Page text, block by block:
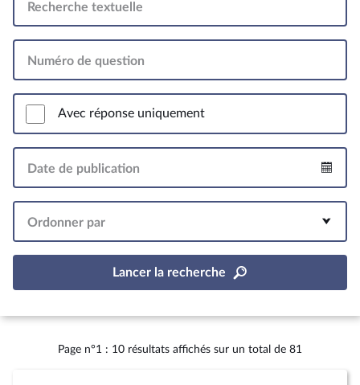
Recherche textuelle
Numéro de question
Avec réponse uniquement
Date de publication
Ordonner par
Lancer la recherche
Page n°1 : 10 résultats affichés sur un total de 81